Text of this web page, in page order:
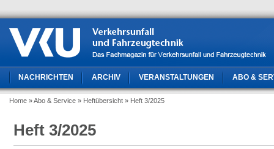
NACHRICHTEN ARCHIV VERANSTALTUNGEN ABO &
Home » Abo & Service » Heftübersicht » Heft 3/2025
Heft 3/2025